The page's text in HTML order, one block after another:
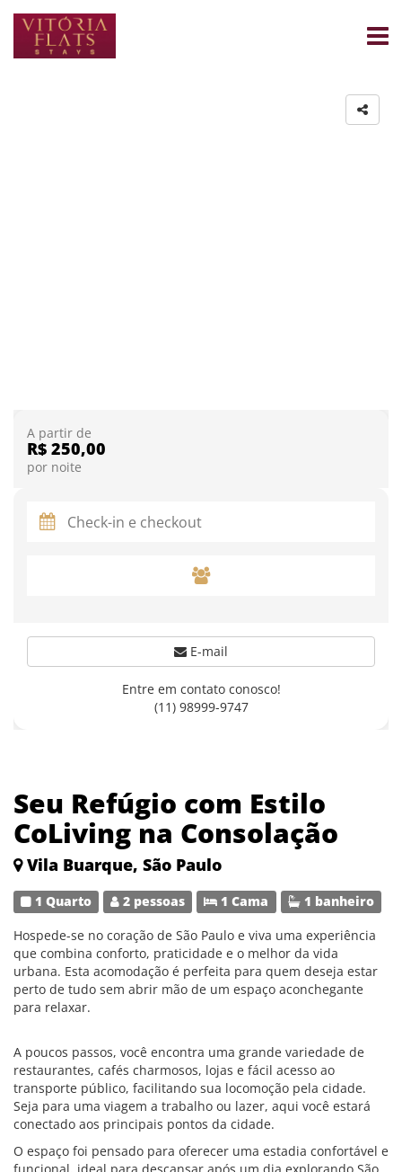
Seu Refúgio com Estilo
CoLiving na Consolação
Vila Buarque, São Paulo
1 Quarto 2 pessoas 1 Cama 1 banheiro
Hospede-se no coração de São Paulo e viva uma experiência
que combina conforto, praticidade e o melhor da vida
urbana. Esta acomodação é perfeita para quem deseja estar
perto de tudo sem abrir mão de um espaço aconchegante
para relaxar.
A poucos passos, você encontra uma grande variedade de
restaurantes, cafés charmosos, lojas e fácil acesso ao
transporte público, facilitando sua locomoção pela cidade.
Seja para uma viagem a trabalho ou lazer, aqui você estará
conectado aos principais pontos da cidade.
O espaço foi pensado para oferecer uma estadia confortável e
A partir de
R$ 250,00
por noite
E-mail
Entre em contato conosco!
(11) 98999-9747